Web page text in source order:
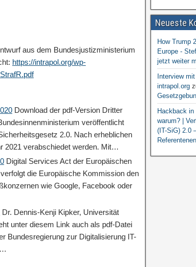
aus dem Bundesjustizministerium
https://intrapol.org/wp-
Download der pdf-Version Dritter
veröffentlicht
2.0. Nach erheblichen
2021 verabschiedet werden. Mit…
Digital Services Act der Europäischen
die Europäische Kommission den
wie Google, Facebook oder
Dr. Dennis-Kenji Kipker, Universität
unter diesem Link auch als pdf-Datei
Bundesregierung zur Digitalisierung IT-
Neueste
How Trump
Europe -
jetzt weiter
Interview
intrapol.org
Hackback in
warum? |
(IT-SiG) 2.0